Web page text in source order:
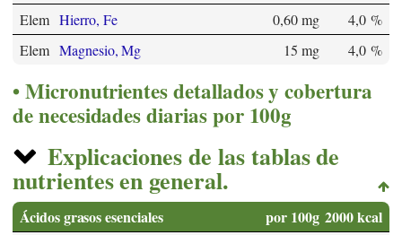
Elem Hierro, Fe 0,60 mg
4,0 %
Elem Magnesio, Mg 15 mg 4,0 %
Micronutrientes detallados y cobertura
de necesidades diarias por 100g
Explicaciones de las tablas de
nutrientes en general.
Ácidos grasos esenciales por 100g 2000 kcal